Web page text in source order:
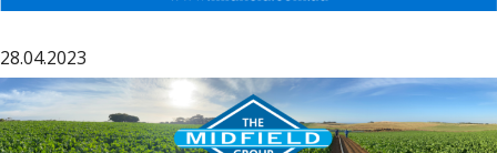
28.04.2023